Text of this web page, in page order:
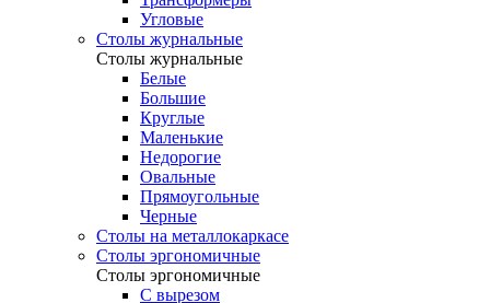
Угловые
Столы журнальные
Столы журнальные
Белые
Большие
Круглые
Маленькие
Недорогие
Овальные
Прямоугольные
Черные
Столы на металлокаркасе
Столы эргономичные
Столы эргономичные
С вырезом